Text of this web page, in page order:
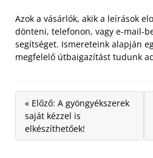
Azok a vásárlók, akik a leírások
dönteni, telefonon, vagy e-mail-
segítséget. Ismereteink alapján
megfelelő útbaigazítást tudunk
« Előző: A gyöngyékszerek
saját kézzel is
elkészíthetőek!